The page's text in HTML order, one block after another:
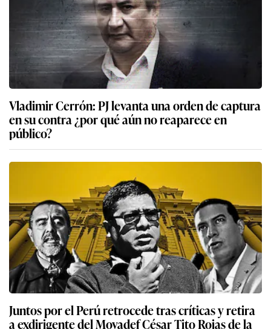
Vladimir Cerrón: PJ levanta una orden de captura
en su contra ¿por qué aún no reaparece en
público?
Juntos por el Perú retrocede tras críticas y retira
a exdirigente del Movadef César Tito Rojas de la